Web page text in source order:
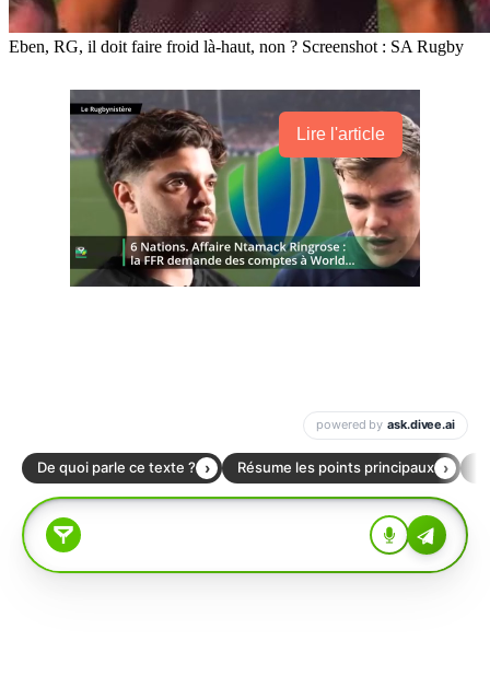
Eben, RG, il doit faire froid là-haut, non ? Screenshot : SA Rugby
Lire l'article